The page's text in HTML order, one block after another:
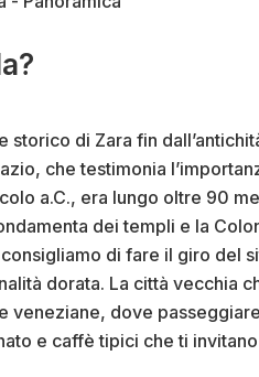
storico di Zara fin
che testimonia
a.C., era lungo oltre 90
dei templi e la
di fare il giro del
dorata. La città vecchia
veneziane, dove
e caffè tipici che ti invitano